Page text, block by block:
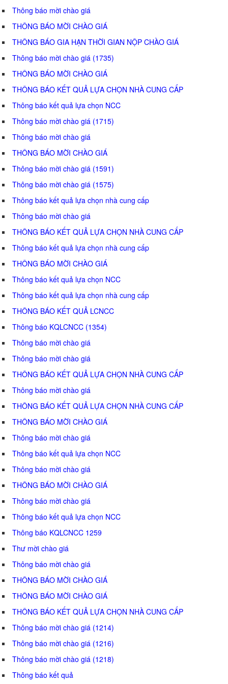
Thông báo mời chào giá
THÔNG BÁO MỜI CHÀO GIÁ
THÔNG BÁO GIA HẠN THỜI GIAN NỘP CHÀO GIÁ
Thông báo mời chào giá (1735)
THÔNG BÁO MỜI CHÀO GIÁ
THÔNG BÁO KẾT QUẢ LỰA CHỌN NHÀ CUNG CẤP
Thông báo kết quả lựa chọn NCC
Thông báo mời chào giá (1715)
Thông báo mời chào giá
THÔNG BÁO MỜI CHÀO GIÁ
Thông báo mời chào giá (1591)
Thông báo mời chào giá (1575)
Thông báo kết quả lựa chọn nhà cung cấp
Thông báo mời chào giá
THÔNG BÁO KẾT QUẢ LỰA CHỌN NHÀ CUNG CẤP
Thông báo kết quả lựa chọn nhà cung cấp
THÔNG BÁO MỜI CHÀO GIÁ
Thông báo kết quả lựa chọn NCC
Thông báo kết quả lựa chọn nhà cung cấp
THÔNG BÁO KẾT QUẢ LCNCC
Thông báo KQLCNCC (1354)
Thông báo mời chào giá
Thông báo mời chào giá
THÔNG BÁO KẾT QUẢ LỰA CHỌN NHÀ CUNG CẤP
Thông báo mời chào giá
THÔNG BÁO KẾT QUẢ LỰA CHỌN NHÀ CUNG CẤP
THÔNG BÁO MỜI CHÀO GIÁ
Thông báo mời chào giá
Thông báo kết quả lựa chọn NCC
Thông báo mời chào giá
THÔNG BÁO MỜI CHÀO GIÁ
Thông báo mời chào giá
Thông báo kết quả lựa chọn NCC
Thông báo KQLCNCC 1259
Thư mời chào giá
Thông báo mời chào giá
THÔNG BÁO MỜI CHÀO GIÁ
THÔNG BÁO MỜI CHÀO GIÁ
THÔNG BÁO KẾT QUẢ LỰA CHỌN NHÀ CUNG CẤP
Thông báo mời chào giá (1214)
Thông báo mời chào giá (1216)
Thông báo mời chào giá (1218)
Thông báo kết quả